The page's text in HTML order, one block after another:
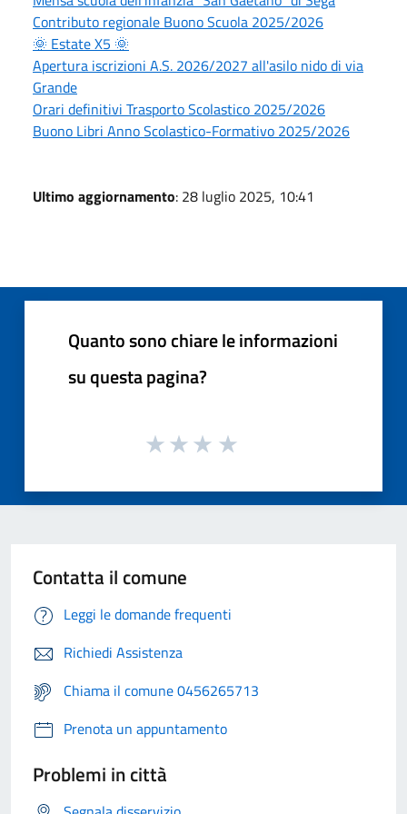
Contributo regionale Buono Scuola 2025/2026
🌞 Estate X5 🌞
Apertura iscrizioni A.S. 2026/2027 all'asilo nido di via
Grande
Orari definitivi Trasporto Scolastico 2025/2026
Buono Libri Anno Scolastico-Formativo 2025/2026
Ultimo aggiornamento: 28 luglio 2025, 10:41
Quanto sono chiare le informazioni
su questa pagina?
Contatta il comune
Leggi le domande frequenti
Richiedi Assistenza
Chiama il comune 0456265713
Prenota un appuntamento
Problemi in città